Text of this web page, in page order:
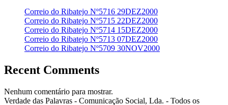
Correio do Ribatejo Nº5716 29DEZ2000
Correio do Ribatejo Nº5715 22DEZ2000
Correio do Ribatejo Nº5714 15DEZ2000
Correio do Ribatejo Nº5713 07DEZ2000
Correio do Ribatejo Nº5709 30NOV2000
Recent Comments
Nenhum comentário para mostrar.
Verdade das Palavras - Comunicação Social, Lda. - Todos os